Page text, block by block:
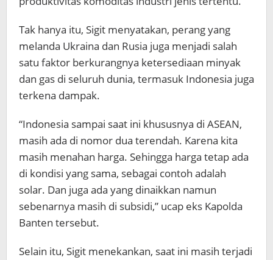
Tak hanya itu, Sigit menyatakan, perang yang
melanda Ukraina dan Rusia juga menjadi salah
satu faktor berkurangnya ketersediaan minyak
dan gas di seluruh dunia, termasuk Indonesia juga
terkena dampak.
“Indonesia sampai saat ini khususnya di ASEAN,
masih ada di nomor dua terendah. Karena kita
masih menahan harga. Sehingga harga tetap ada
di kondisi yang sama, sebagai contoh adalah
solar. Dan juga ada yang dinaikkan namun
sebenarnya masih di subsidi,” ucap eks Kapolda
Banten tersebut.
Selain itu, Sigit menekankan, saat ini masih terjadi